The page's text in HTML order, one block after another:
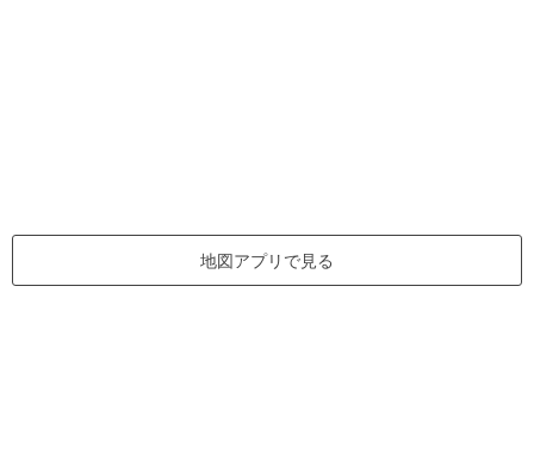
地図アプリで見る